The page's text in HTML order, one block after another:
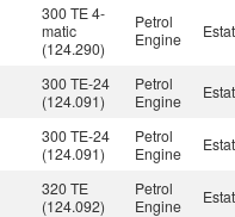
300 TE 4-
matic
(124.290)
Petrol
Engine
300 TE-24
(124.091)
Petrol
Engine
300 TE-24
(124.091)
Petrol
Engine
320 TE
(124.092)
Petrol
Engine